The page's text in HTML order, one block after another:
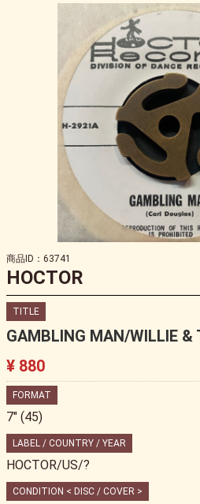
商品ID：63741
HOCTOR
TITLE
GAMBLING MAN/WILLIE &
¥ 880
FORMAT
7" (45)
LABEL / COUNTRY / YEAR
HOCTOR/US/?
CONDITION < DISC / COVER >